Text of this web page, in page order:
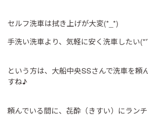
セルフ洗車は拭き上げが大変(*_*)
手洗い洗車より、気軽に安く洗車したい
という方は、大船中央SSさんで洗車を頼
すね♪
頼んでいる間に、㐂酔（きすい）にラン